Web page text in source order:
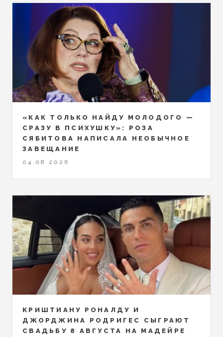
«КАК ТОЛЬКО НАЙДУ МОЛОДОГО —
СРАЗУ В ПСИХУШКУ»: РОЗА
СЯБИТОВА НАПИСАЛА НЕОБЫЧНОЕ
ЗАВЕЩАНИЕ
04.08.2026
КРИШТИАНУ РОНАЛДУ И
ДЖОРДЖИНА РОДРИГЕС СЫГРАЮТ
СВАДЬБУ 8 АВГУСТА НА МАДЕЙРЕ